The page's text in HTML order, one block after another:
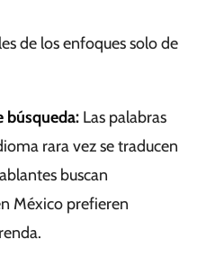
de los enfoques solo de
búsqueda: Las palabras
rara vez se traducen
buscan
México prefieren